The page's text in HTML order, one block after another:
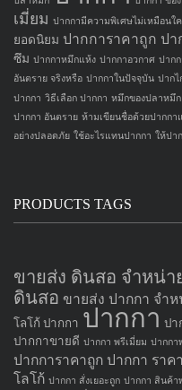
เมี่ยม ปากกามีความพิเศษไม่เหมือนใ
ยอดนิยม ปากการาคาถูก ปา
ซึม ปากกาหมึกแห้ง ปากกาอวกาศ ปาก
อันตราย จริงหรือ ปากกาในปัจจุบัน ปากไ
ปากกา วิธีเลือก ปากกา หมึกของปลาหมึก
ปากกา อันตราย ห้ามเขียนชื่อด้วยปากกา
อย่างปลอดภัย ใช้อะไรแทนปากกา ให้ปา
PRODUCTS TAGS
ขายส่ง ดินสอ จำหน่
ดินสอ ขายส่ง ปากกา จำห
โลโก้ ปากกา ปากกา ปา
ปากกาขายดี ปากกา พรีเมี่ยม ปากกา
ปากการาคาถูก ปากกา ราค
โลโก้ ปากกา สั่งเยอะถูก ปากกา สินค้า